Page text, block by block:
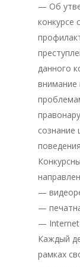
— Об
конкурсе
данного
сознание
—
—
—
Каждый
рамках